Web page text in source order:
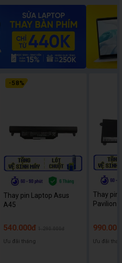
- 58%
Thay pin Laptop Asus
A45
540.000đ
Ưu đãi tháng
Thay pin
Pavilion
Ưu đãi